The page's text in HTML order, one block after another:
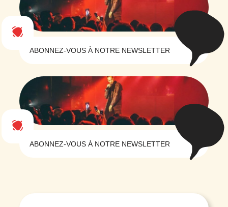
ABONNEZ-VOUS À NOTRE NEWSLETTER
ABONNEZ-VOUS À NOTRE NEWSLETTER